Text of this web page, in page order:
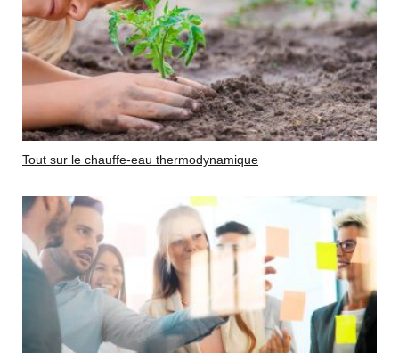
Tout sur le chauffe-eau thermodynamique